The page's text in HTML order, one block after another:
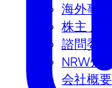
海外事
株主 及
諮問委
NRW州
会社概